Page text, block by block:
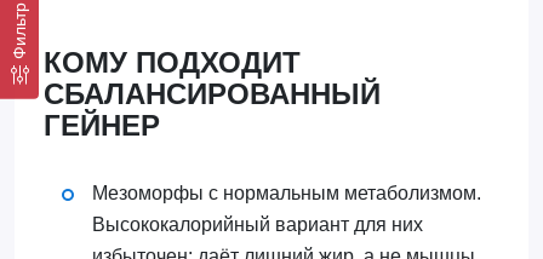
Фильтр
КОМУ ПОДХОДИТ
СБАЛАНСИРОВАННЫЙ
ГЕЙНЕР
Мезоморфы с нормальным метаболизмом.
Высококалорийный вариант для них